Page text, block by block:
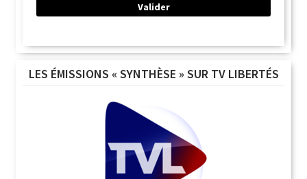
LES ÉMISSIONS « SYNTHÈSE » SUR TV LIBERTÉS